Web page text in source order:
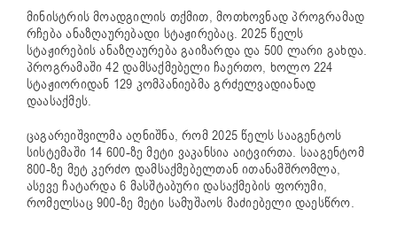
მინისტრის მოადგილის თქმით, მოთხოვნად პროგრამად
რჩება ანაზღაურებადი სტაჟირებაც. 2025 წელს
სტაჟირების ანაზღაურება გაიზარდა და 500 ლარი გახდა.
პროგრამაში 42 დამსაქმებელი ჩაერთო, ხოლო 224
სტაჟიორიდან 129 კომპანიებმა გრძელვადიანად
დაასაქმეს.
ცაგარეიშვილმა აღნიშნა, რომ 2025 წელს სააგენტოს
სისტემაში 14 600-ზე მეტი ვაკანსია აიტვირთა. სააგენტომ
800-ზე მეტ კერძო დამსაქმებელთან ითანამშრომლა,
ასევე ჩატარდა 6 მასშტაბური დასაქმების ფორუმი,
რომელსაც 900-ზე მეტი სამუშაოს მაძიებელი დაესწრო.